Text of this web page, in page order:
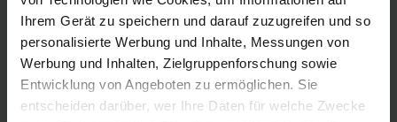
Ihrem Gerät zu speichern und darauf zuzugreifen und so
personalisierte Werbung und Inhalte, Messungen von
Werbung und Inhalten, Zielgruppenforschung sowie
Entwicklung von Angeboten zu ermöglichen. Sie
entscheiden darüber, wer Ihre Daten für welche Zwecke
DisplayPort
3x
DisplayPort
2.1b